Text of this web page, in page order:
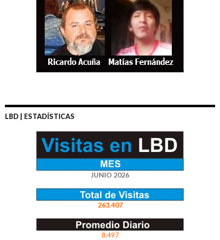
LBD | ESTADÍSTICAS
JUNIO 2026
263.407
8.497